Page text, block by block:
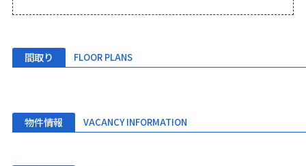
間取り FLOOR PLANS
物件情報 VACANCY INFORMATION